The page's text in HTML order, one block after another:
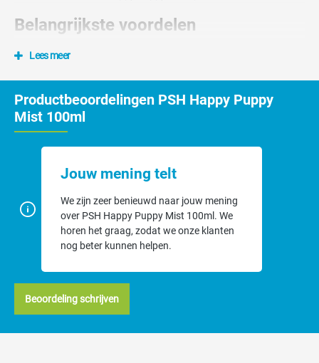
Belangrijkste voordelen
Extra mild
Actieve ingrediënten
biotine
Gebruik
Spray het op de puppyhuid, laat het inwerken voor een betere
hydratie en opname van werkzame stoffen.
Waarom PSH?
Vrij van parabenen, siliconen, kleurstoffen en Kathon (mild
voor huid en vacht).
Lees meer
Productbeoordelingen PSH Happy Puppy
Mist 100ml
Jouw mening telt
We zijn zeer benieuwd naar jouw mening
over PSH Happy Puppy Mist 100ml. We
horen het graag, zodat we onze klanten
nog beter kunnen helpen.
Beoordeling schrijven